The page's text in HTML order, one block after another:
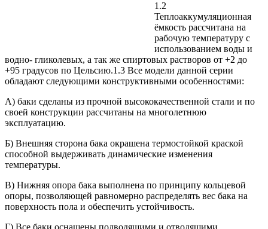
1.2
Теплоаккумуляционная
ёмкость рассчитана на
рабочую температуру с
использованием воды и
водно- гликолевых, а так же спиртовых растворов от +2 до
+95 градусов по Цельсию.1.3 Все модели данной серии
обладают следующими конструктивными особенностями:
А) баки сделаны из прочной высококачественной стали и по
своей конструкции рассчитаны на многолетнюю
эксплуатацию.
Б) Внешняя сторона бака окрашена термостойкой краской
способной выдерживать динамические изменения
температуры.
В) Нижняя опора бака выполнена по принципу кольцевой
опоры, позволяющей равномерно распределять вес бака на
поверхность пола и обеспечить устойчивость.